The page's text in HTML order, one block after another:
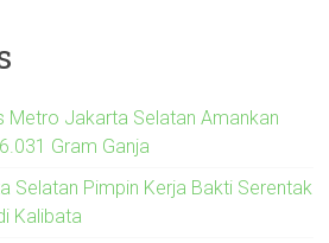
Metro Jakarta Selatan Amankan
Gram Ganja
Selatan Pimpin Kerja Bakti Serentak
Kalibata